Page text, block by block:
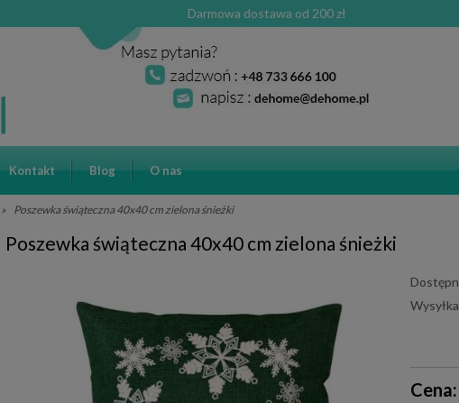
Darmowa dostawa od 200 zł
Kontakt Blog O nas
» Poszewka świąteczna 40x40 cm zielona śnieżki
Poszewka świąteczna 40x40 cm zielona śnieżki
Cena: